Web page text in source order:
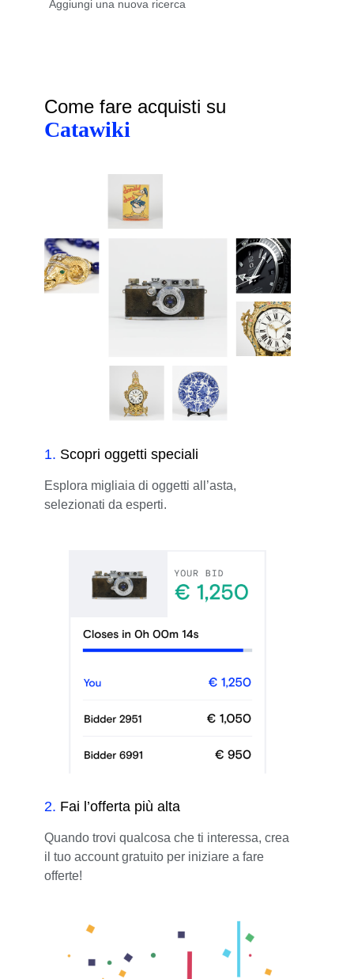
Come fare acquisti su
Catawiki
1. Scopri oggetti speciali
Esplora migliaia di oggetti all’asta,
selezionati da esperti.
2. Fai l’offerta più alta
Quando trovi qualcosa che ti interessa, crea
il tuo account gratuito per iniziare a fare
offerte!